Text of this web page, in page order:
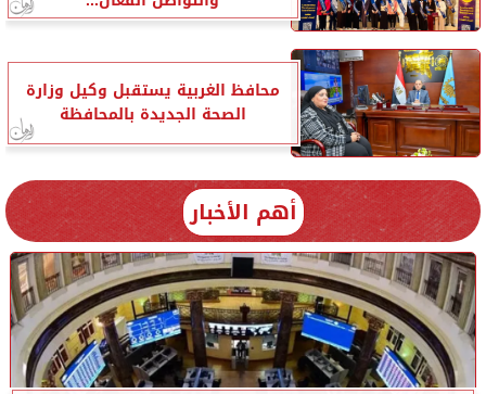
محافظ الغربية يستقبل وكيل وزارة
الصحة الجديدة بالمحافظة
أهم الأخبار